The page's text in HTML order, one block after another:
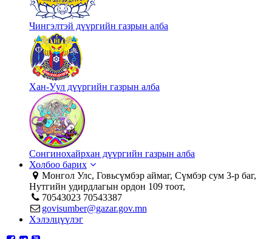
Чингэлтэй дүүргийн газрын алба
Хан-Уул дүүргийн газрын алба
Сонгинохайрхан дүүргийн газрын алба
Холбоо барих
Монгол Улс, Говьсүмбэр аймаг, Сүмбэр сум 3-р баг,
Нутгийн удирдлагын ордон 109 тоот,
70543023 70543387
govisumber@gazar.gov.mn
Хэлэлцүүлэг